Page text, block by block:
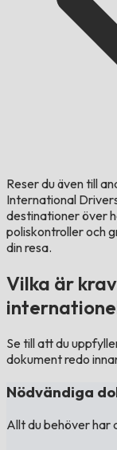
Reser du även till
International
destinationer över
poliskontroller och
din resa.
Vilka är
Se till att du
dokument redo
Nödvändiga
Allt du behöver har